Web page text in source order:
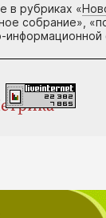
в рубриках «
собрание»,
информационной